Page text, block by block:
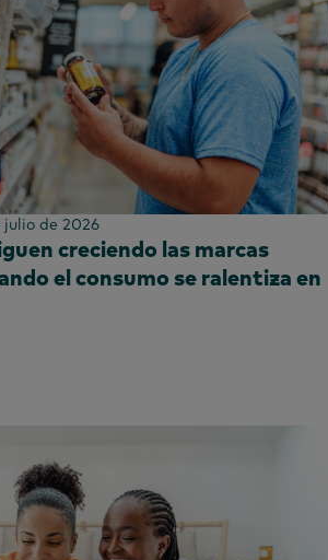
julio de 2026
creciendo las marcas
el consumo se ralentiza en